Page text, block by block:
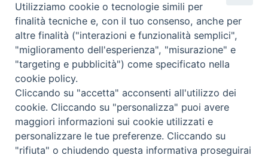
HOME VESCOVO ORARI MESSE
CURIA VESCOVILE
TUTELA MINORI
UFFICI PASTORALI PERSONE
VITA CONSACRATA
DOCUMENTI
CONTATTI
Copyright © 2018 Diocesi di Foligno /Curia . Piazza Mons. Faloci 3 - 06034
tel. 0742 350473 fax 0742 349021 email: info@diocesidifoligno.it . pec:
diocesidifoligno@pec.it
Utilizziamo cookie o tecnologie simili per
finalità tecniche e, con il tuo consenso, anche per
altre finalità ("interazioni e funzionalità semplici",
"miglioramento dell'esperienza", "misurazione" e
"targeting e pubblicità") come specificato nella
cookie policy.
Cliccando su "accetta" acconsenti all'utilizzo dei
cookie. Cliccando su "personalizza" puoi avere
maggiori informazioni sui cookie utilizzati e
personalizzare le tue preferenze. Cliccando su
"rifiuta" o chiudendo questa informativa proseguirai